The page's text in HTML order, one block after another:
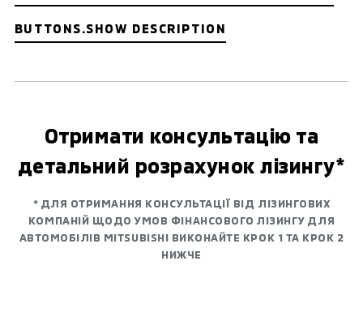
BUTTONS.SHOW DESCRIPTION
Отримати консультацію та
детальний розрахунок лізингу*
* ДЛЯ ОТРИМАННЯ КОНСУЛЬТАЦІЇ ВІД ЛІЗИНГОВИХ
КОМПАНІЙ ЩОДО УМОВ ФІНАНСОВОГО ЛІЗИНГУ ДЛЯ
АВТОМОБІЛІВ MITSUBISHI ВИКОНАЙТЕ КРОК 1 ТА КРОК 2
НИЖЧЕ